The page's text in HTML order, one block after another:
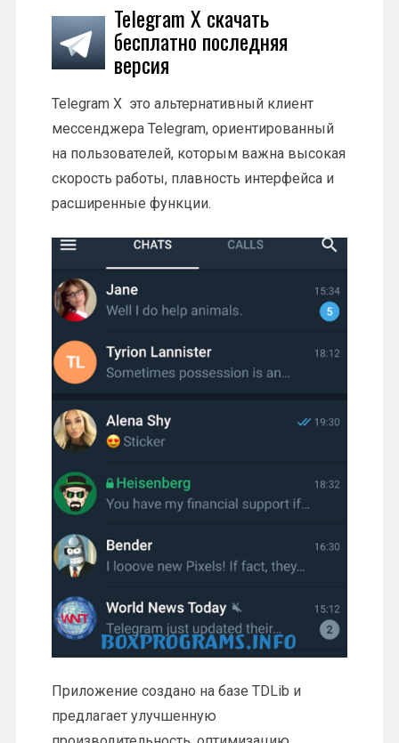
Telegram X скачать
бесплатно последняя
версия
Telegram X это альтернативный клиент
мессенджера Telegram, ориентированный
на пользователей, которым важна высокая
скорость работы, плавность интерфейса и
расширенные функции.
Приложение создано на базе TDLib и
предлагает улучшенную